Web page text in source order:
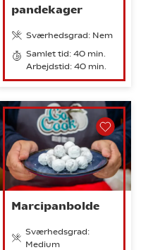
pandekager
Sværhedsgrad: Nem
Samlet tid: 40 min.
Arbejdstid: 40 min.
Marcipanbolde
Sværhedsgrad:
Medium